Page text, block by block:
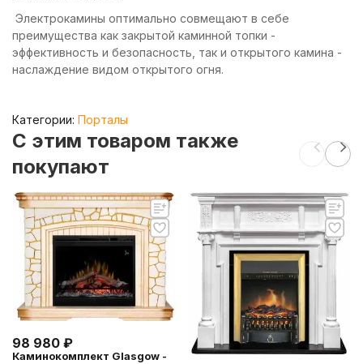
Электрокамины оптимально совмещают в себе
преимущества как закрытой каминной топки -
эффективность и безопасность, так и открытого камина -
наслаждение видом открытого огня.
Категории: Порталы
C этим товаром также
покупают
98 980 ₽
Каминокомплект Glasgow -